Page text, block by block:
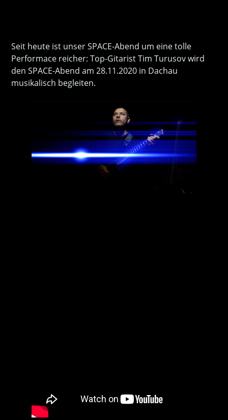
Seit heute ist unser SPACE-Abend um eine tolle
Performace reicher: Top-Gitarist Tim Turusov wird
den SPACE-Abend am 28.11.2020 in Dachau
musikalisch begleiten.